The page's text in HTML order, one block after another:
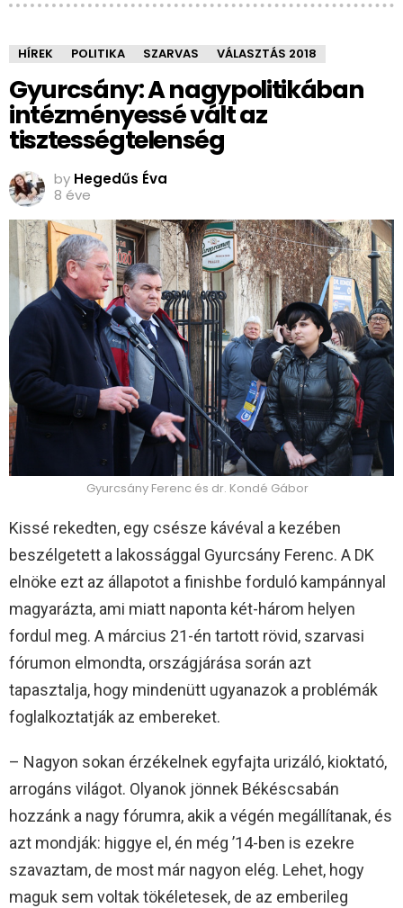
HÍREK POLITIKA SZARVAS VÁLASZTÁS 2018
Gyurcsány: A nagypolitikában
intézményessé vált az
tisztességtelenség
by Hegedűs Éva
8 éve
Gyurcsány Ferenc és dr. Kondé Gábor
Kissé rekedten, egy csésze kávéval a kezében
beszélgetett a lakossággal Gyurcsány Ferenc. A DK
elnöke ezt az állapotot a finishbe forduló kampánnyal
magyarázta, ami miatt naponta két-három helyen
fordul meg. A március 21-én tartott rövid, szarvasi
fórumon elmondta, országjárása során azt
tapasztalja, hogy mindenütt ugyanazok a problémák
foglalkoztatják az embereket.
– Nagyon sokan érzékelnek egyfajta urizáló, kioktató,
arrogáns világot. Olyanok jönnek Békéscsabán
hozzánk a nagy fórumra, akik a végén megállítanak, és
azt mondják: higgye el, én még ’14-ben is ezekre
szavaztam, de most már nagyon elég. Lehet, hogy
maguk sem voltak tökéletesek, de az emberileg